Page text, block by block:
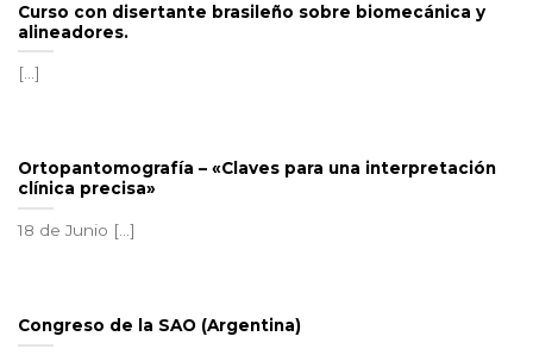
Curso con disertante brasileño sobre biomecánica y
alineadores.
[...]
Ortopantomografía – «Claves para una interpretación
clínica precisa»
18 de Junio [...]
Congreso de la SAO (Argentina)